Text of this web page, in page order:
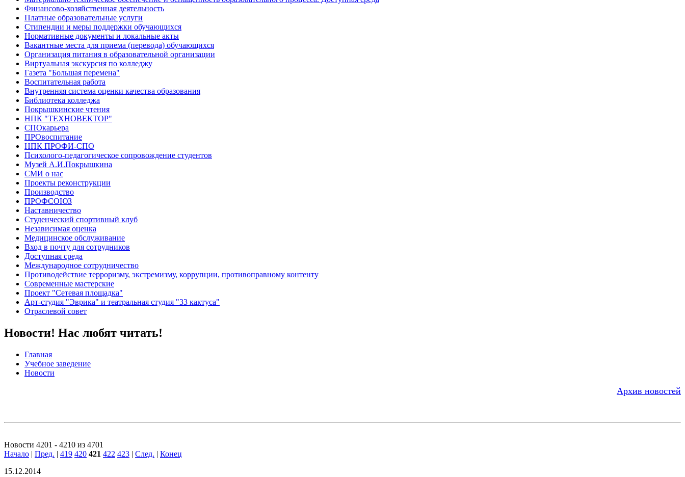
Финансово-хозяйственная деятельность
Платные образовательные услуги
Стипендии и меры поддержки обучающихся
Нормативные документы и локальные акты
Вакантные места для приема (перевода) обучающихся
Организация питания в образовательной организации
Виртуальная экскурсия по колледжу
Газета "Большая перемена"
Воспитательная работа
Внутренняя система оценки качества образования
Библиотека колледжа
Покрышкинские чтения
НПК "ТЕХНОВЕКТОР"
СПОкарьера
ПРОвоспитание
НПК ПРОФИ-СПО
Психолого-педагогическое сопровождение студентов
Музей А.И.Покрышкина
СМИ о нас
Проекты реконструкции
Производство
ПРОФСОЮЗ
Наставничество
Студенческий спортивный клуб
Независимая оценка
Медицинское обслуживание
Вход в почту для сотрудников
Доступная среда
Международное сотрудничество
Противодействие терроризму, экстремизму, коррупции, противоправному контенту
Современные мастерские
Проект "Сетевая площадка"
Арт-студия "Эврика" и театральная студия "33 кактуса"
Отраслевой совет
Новости! Нас любят читать!
Главная
Учебное заведение
Новости
Архив новостей
Новости 4201 - 4210 из 4701
Начало | Пред. | 419 420 421 422 423 | След. | Конец
15.12.2014